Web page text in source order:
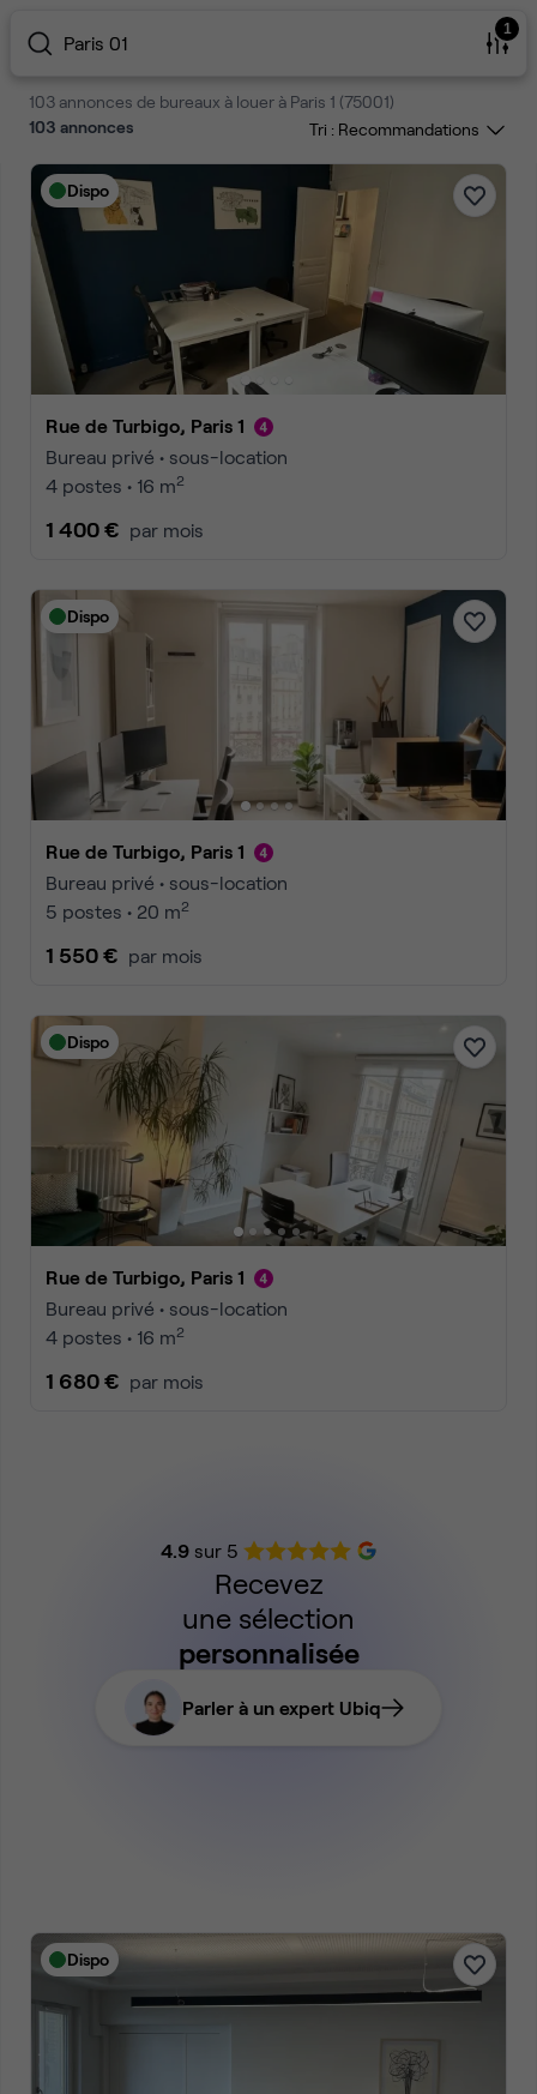
Paris 01
1
103 annonces de bureaux à louer à Paris 1 (75001)
103 annonces Tri :
Dispo
Rue de Turbigo, Paris 1
Bureau privé • sous-location
4 postes • 16 m2
1 400 € par mois
Dispo
Rue de Turbigo, Paris 1
Bureau privé • sous-location
5 postes • 20 m2
1 550 € par mois
Dispo
Rue de Turbigo, Paris 1
Bureau privé • sous-location
4 postes • 16 m2
1 680 € par mois
4.9sur 5
Recevez
une sélection
personnalisée
Parler à un expert Ubiq
Dispo